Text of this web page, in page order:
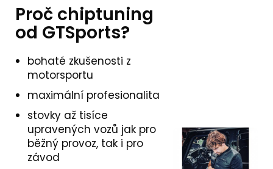
Proč chiptuning
od GTSports?
bohaté zkušenosti z
motorsportu
maximální profesionalita
stovky až tisíce
upravených vozů jak pro
běžný provoz, tak i pro
závod
2
875
Kč